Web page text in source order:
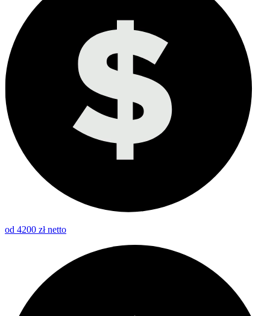
od 4200 zł netto